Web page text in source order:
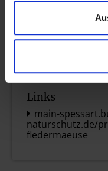
Links
main-
naturschutz.de/
fledermaeuse